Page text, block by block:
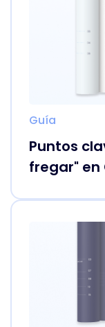
Guía
Puntos
fregar" en